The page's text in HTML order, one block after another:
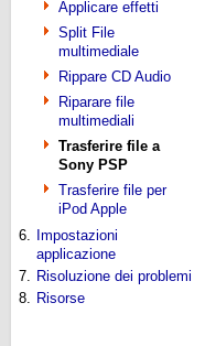
Applicare effetti
Split File
multimediale
Rippare CD Audio
Riparare file
multimediali
Trasferire file a
Sony PSP
Trasferire file per
iPod Apple
6.
Impostazioni
applicazione
7. Risoluzione dei problemi
8. Risorse